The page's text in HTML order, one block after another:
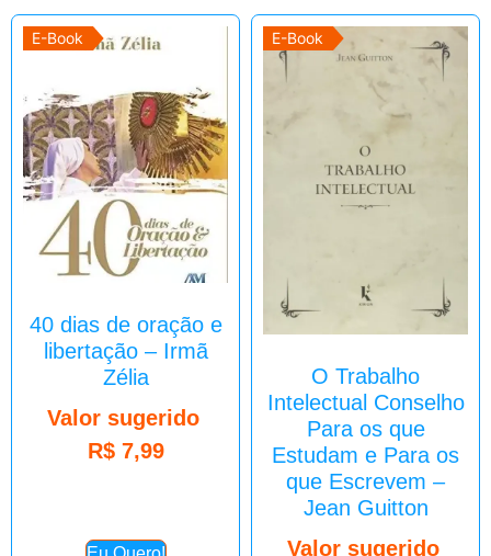
E-Book
40 dias de oração e
libertação – Irmã
Zélia
Valor sugerido
R$7,99
E-Book
O Trabalho
Intelectual Conselho
Para os que
Estudam e Para os
que Escrevem –
Jean Guitton
Valor sugerido